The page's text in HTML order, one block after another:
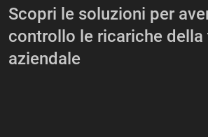
Scopri le soluzioni per
controllo le ricariche
aziendale